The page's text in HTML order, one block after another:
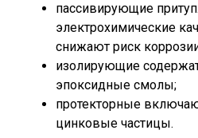
пассивирующие
электрохимические
снижают риск
изолирующие
эпоксидные смолы;
протекторные
цинковые частицы.